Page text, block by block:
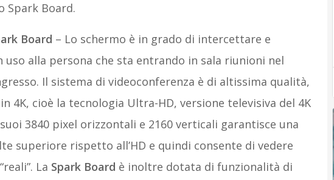
Spark Board.
Board – Lo schermo è in grado di intercettare e
alla persona che sta entrando in sala riunioni nel
Il sistema di videoconferenza è di altissima qualità,
4K, cioè la tecnologia Ultra-HD, versione televisiva del 4K
3840 pixel orizzontali e 2160 verticali garantisce una
superiore rispetto all’HD e quindi consente di vedere
La Spark Board è inoltre dotata di funzionalità di